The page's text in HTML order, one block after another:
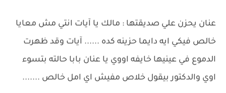
عنان يحزن علي صديقتها : مالك يا آيات انتي مش معايا
خالص فيكي ايه دايما حزينه كده ...... آيات وقد ظهرت
الدموع في عينيها خايفه اووي يا عنان بابا حالته بتسوء
اوي والدكتور بيقول خلاص مفيش اي امل خالص .......